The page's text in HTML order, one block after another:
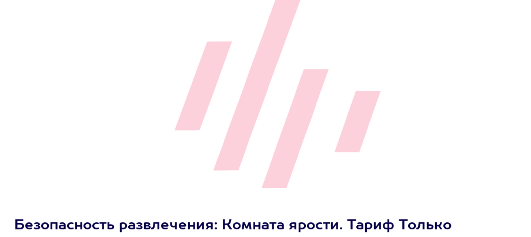
Безопасность развлечения: Комната ярости. Тариф Только